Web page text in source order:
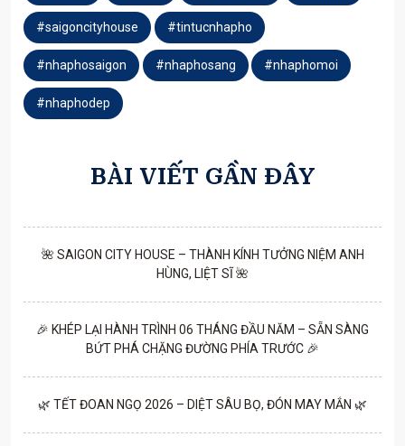
#saigoncityhouse #tintucnhapho
#nhaphosaigon #nhaphosang #nhaphomoi
#nhaphodep
BÀI VIẾT GẦN ĐÂY
🌺 SAIGON CITY HOUSE – THÀNH KÍNH TƯỞNG NIỆM ANH
HÙNG, LIỆT SĨ 🌺
🎉 KHÉP LẠI HÀNH TRÌNH 06 THÁNG ĐẦU NĂM – SẴN SÀNG
BỨT PHÁ CHẶNG ĐƯỜNG PHÍA TRƯỚC 🎉
🌿 TẾT ĐOAN NGỌ 2026 – DIỆT SÂU BỌ, ĐÓN MAY MẮN 🌿